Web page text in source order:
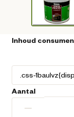
Inhoud
Aantal
−